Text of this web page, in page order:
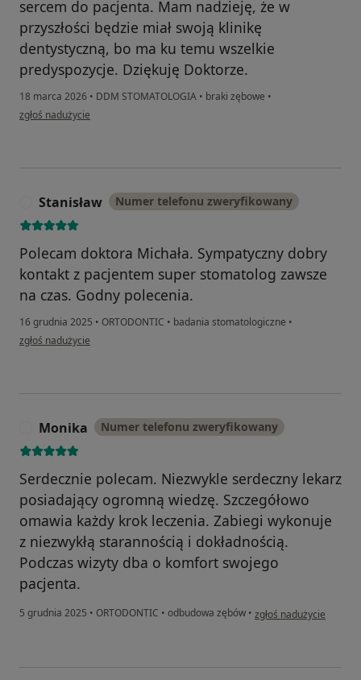
sercem do pacjenta. Mam nadzieję, że w
przyszłości będzie miał swoją klinikę
dentystyczną, bo ma ku temu wszelkie
predyspozycje. Dziękuję Doktorze.
18 marca 2026 • DDM STOMATOLOGIA • braki zębowe •
w opinii użytkownika Beata
zgłoś nadużycie
Stanisław Numer telefonu zweryfikowany
Polecam doktora Michała. Sympatyczny dobry
kontakt z pacjentem super stomatolog zawsze
na czas. Godny polecenia.
16 grudnia 2025 • ORTODONTIC • badania stomatologiczne •
w opinii użytkownika Stanisław
zgłoś nadużycie
Monika Numer telefonu zweryfikowany
Serdecznie polecam. Niezwykle serdeczny lekarz
posiadający ogromną wiedzę. Szczegółowo
omawia każdy krok leczenia. Zabiegi wykonuje
z niezwykłą starannością i dokładnością.
Podczas wizyty dba o komfort swojego
pacjenta.
5 grudnia 2025 • ORTODONTIC • odbudowa zębów • w opinii użytkownika
zgłoś nadużycie